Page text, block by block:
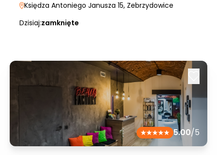
Księdza Antoniego Janusza 15, Zebrzydowice
Dzisiaj:zamknięte
5.00/5